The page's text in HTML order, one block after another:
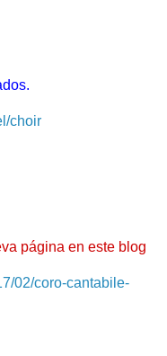
choir
página en este blog
02/coro-cantabile-